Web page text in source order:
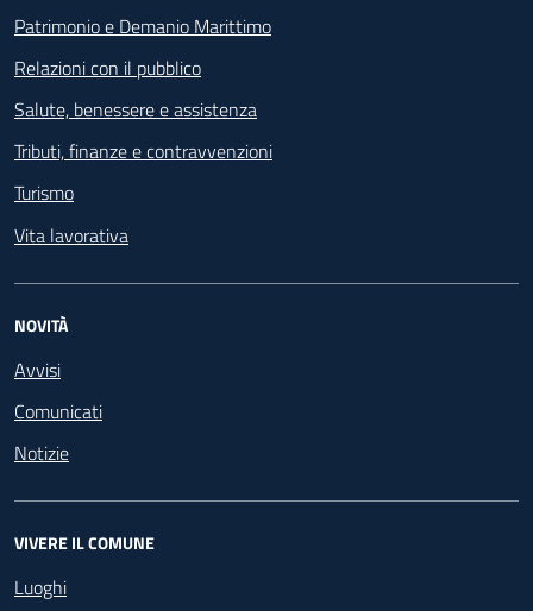
Patrimonio e Demanio Marittimo
Relazioni con il pubblico
Salute, benessere e assistenza
Tributi, finanze e contravvenzioni
Turismo
Vita lavorativa
NOVITÀ
Avvisi
Comunicati
Notizie
VIVERE IL COMUNE
Luoghi